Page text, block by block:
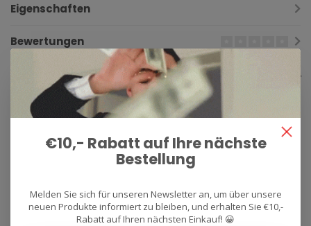
Eigenschaften
Bewertungen
Ergänzende Produkte
€10,- Rabatt auf Ihre nächste
Bestellung
Melden Sie sich für unseren Newsletter an, um über unsere
neuen Produkte informiert zu bleiben, und erhalten Sie €10,-
Rabatt auf Ihren nächsten Einkauf! 😀